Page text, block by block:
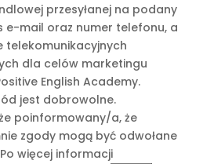
przesyłanej na podany
e-mail oraz numer telefonu, a
telekomunikacyjnych
dla celów marketingu
English Academy.
jest dobrowolne.
poinformowany/a, że
zgody mogą być odwołane
więcej informacji